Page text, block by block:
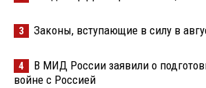
3 Законы, вступающие в силу в
4
В МИД России заявили о
войне с Россией